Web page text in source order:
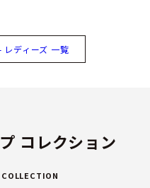
レディーズ 一覧
コレクション